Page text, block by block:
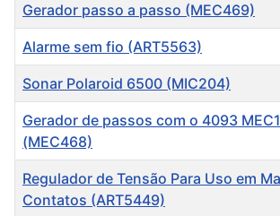
Gerador passo a passo (MEC469)
Alarme sem fio (ART5563)
Sonar Polaroid 6500 (MIC204)
Gerador de passos com o 4093
(MEC468)
Regulador de Tensão Para Uso em
Contatos (ART5449)